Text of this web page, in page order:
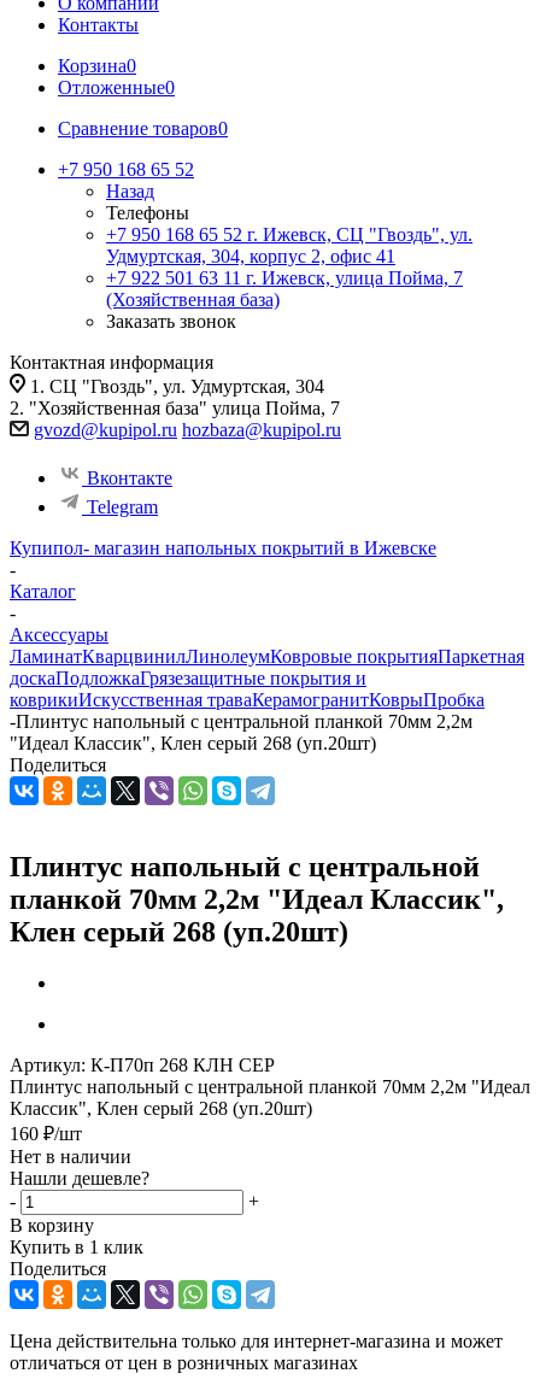
Контакты
Корзина0
Отложенные0
Сравнение товаров0
+7 950 168 65 52
Назад
Телефоны
+7 950 168 65 52 г. Ижевск, СЦ "Гвоздь", ул.
Удмуртская, 304, корпус 2, офис 41
+7 922 501 63 11 г. Ижевск, улица Пойма, 7
(Хозяйственная база)
Заказать звонок
Контактная информация
1. СЦ "Гвоздь", ул. Удмуртская, 304
2. "Хозяйственная база" улица Пойма, 7
gvozd@kupipol.ru hozbaza@kupipol.ru
Вконтакте
Telegram
Купипол- магазин напольных покрытий в Ижевске
-
Каталог
-
Аксессуары
ЛаминатКварцвинилЛинолеумКовровые покрытияПаркетная
доскаПодложкаГрязезащитные покрытия и
коврикиИскусственная траваКерамогранитКоврыПробка
-Плинтус напольный с центральной планкой 70мм 2,2м
"Идеал Классик", Клен серый 268 (уп.20шт)
Поделиться
Плинтус напольный с центральной
планкой 70мм 2,2м "Идеал Классик",
Клен серый 268 (уп.20шт)
Артикул: К-П70п 268 КЛН СЕР
Плинтус напольный с центральной планкой 70мм 2,2м "Идеал
Классик", Клен серый 268 (уп.20шт)
160 ₽/шт
Нет в наличии
Нашли дешевле?
-
+
В корзину
Купить в 1 клик
Поделиться
Цена действительна только для интернет-магазина и может
отличаться от цен в розничных магазинах